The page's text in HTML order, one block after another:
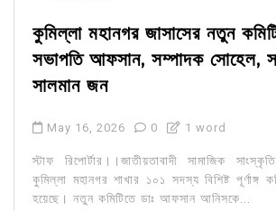
কুমিল্লা মহানগর জাসাসের নতুন
সভাপতি আফসান, সম্পাদক সোহেল,
সালমান জন
May 16, 2026 0 1 word
স্টাফ রিপোর্টার।।জাতীয়তাবাদী সামাজিক
কুমিল্লা মহানগর শাখার ১০১ সদস্য বিশিষ্ট পূর্ণাঙ্গ
হয়েছে। নতুন কমিটিতে ডাঃ আফসান আনিসকে...